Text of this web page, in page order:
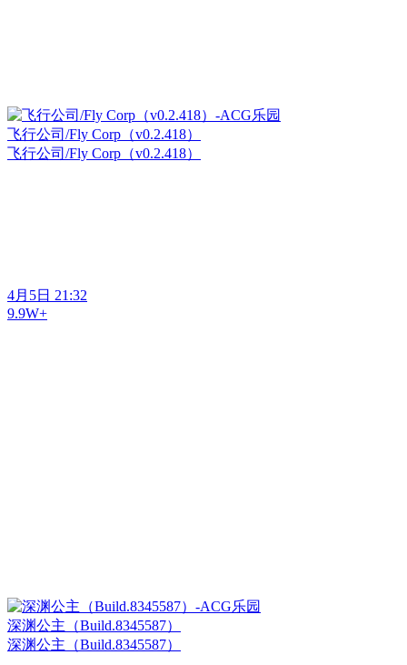
飞行公司/Fly Corp（v0.2.418）
飞行公司/Fly Corp（v0.2.418）
4月5日 21:32
9.9W+
深渊公主（Build.8345587）
深渊公主（Build.8345587）